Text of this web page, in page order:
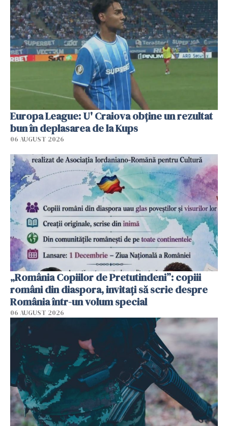
Europa League: U' Craiova obține un rezultat
bun în deplasarea de la Kups
06 AUGUST 2026
„România Copiilor de Pretutindeni”: copiii
români din diaspora, invitați să scrie despre
România într-un volum special
06 AUGUST 2026